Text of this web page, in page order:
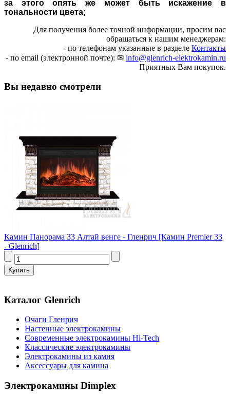
за этого опять же может быть искажение в
тональности цвета;
Для получения более точной информации, просим вас
обращаться к нашим менеджерам:
- по телефонам указанные в разделе Контакты
- по email (электронной почте): ✉ info@glenrich-elektrokamin.ru
Приятных Вам покупок.
Вы недавно смотрели
Камин Панорама 33 Алтай венге - Гленрич [Камин Premier 33
- Glenrich]
Каталог Glenrich
Очаги Гленрич
Настенные электрокамины
Современные электрокамины Hi-Tech
Классические электрокамины
Электрокамины из камня
Аксессуары для камина
Электрокамины Dimplex